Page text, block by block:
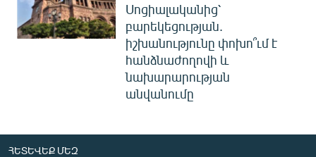
Սոցիալականից՝
բարեկեցության.
իշխանությունը փոխո՞ւմ է
հանձնաժողովի և
նախարարության
անվանումը
ՀԵՏԵՎԵՔ ՄԵԶ